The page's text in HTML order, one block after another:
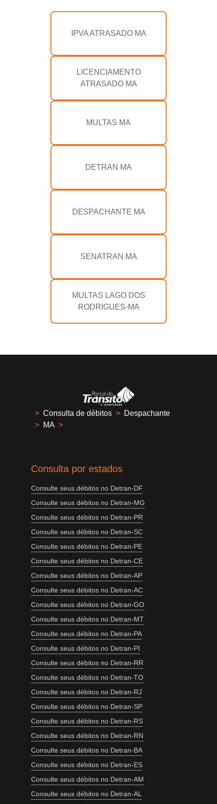
IPVA ATRASADO MA
LICENCIAMENTO
ATRASADO MA
MULTAS MA
DETRAN MA
DESPACHANTE MA
SENATRAN MA
MULTAS LAGO DOS
RODRIGUES-MA
> Consulta de débitos > Despachante
> MA >
Consulta por estados
Consulte seus débitos no Detran-DF
Consulte seus débitos no Detran-MG
Consulte seus débitos no Detran-PR
Consulte seus débitos no Detran-SC
Consulte seus débitos no Detran-PE
Consulte seus débitos no Detran-CE
Consulte seus débitos no Detran-AP
Consulte seus débitos no Detran-AC
Consulte seus débitos no Detran-GO
Consulte seus débitos no Detran-MT
Consulte seus débitos no Detran-PA
Consulte seus débitos no Detran-PI
Consulte seus débitos no Detran-RR
Consulte seus débitos no Detran-TO
Consulte seus débitos no Detran-RJ
Consulte seus débitos no Detran-SP
Consulte seus débitos no Detran-RS
Consulte seus débitos no Detran-RN
Consulte seus débitos no Detran-BA
Consulte seus débitos no Detran-ES
Consulte seus débitos no Detran-AM
Consulte seus débitos no Detran-AL